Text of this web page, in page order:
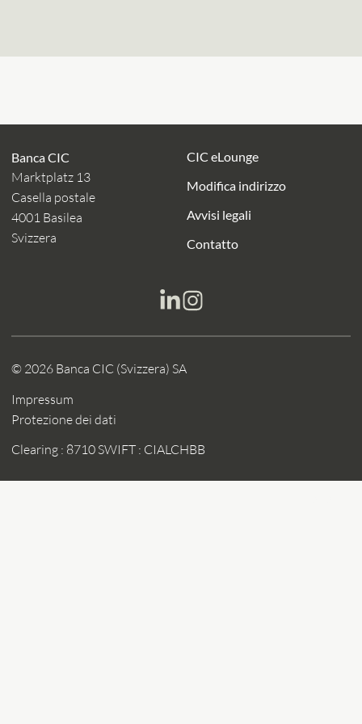
Banca CIC
Marktplatz 13
Casella postale
4001 Basilea
Svizzera
CIC eLounge
Modifica indirizzo
Avvisi legali
Contatto
© 2026 Banca CIC (Svizzera) SA
Impressum
Protezione dei dati
Clearing : 8710 SWIFT : CIALCHBB